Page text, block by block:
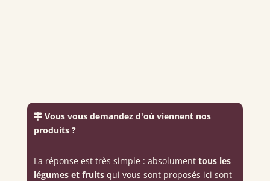
Vous vous demandez d'où viennent nos
produits ?
La réponse est très simple : absolument tous les
légumes et fruitsqui vous sont proposés ici sont